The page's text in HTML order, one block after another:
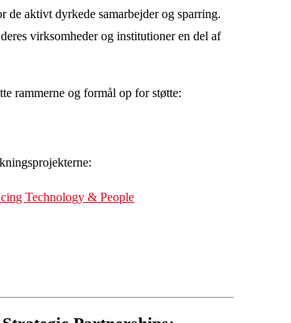
aktivt dyrkede samarbejder og sparring.
virksomheder og institutioner en del af
rammerne og formål op for støtte:
Technology & People